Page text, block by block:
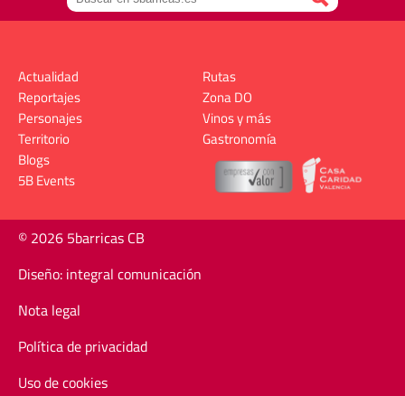
Actualidad
Reportajes
Personajes
Territorio
Rutas
Zona DO
Vinos y más
Gastronomía
Blogs
5B Events
© 2026 5barricas CB
Diseño: integral comunicación
Nota legal
Política de privacidad
Uso de cookies